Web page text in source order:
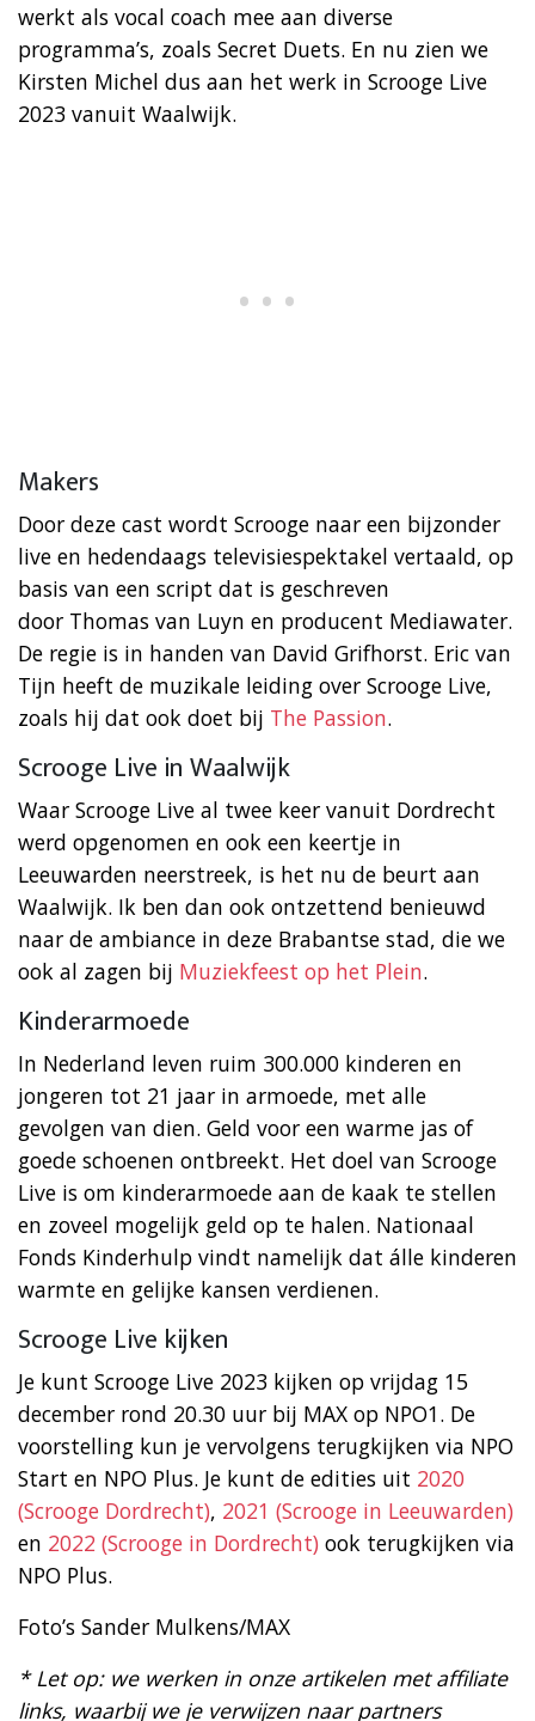
werkt als vocal coach mee aan diverse
programma’s, zoals Secret Duets. En nu zien we
Kirsten Michel dus aan het werk in Scrooge Live
2023 vanuit Waalwijk.
Makers
Door deze cast wordt Scrooge naar een bijzonder
live en hedendaags televisiespektakel vertaald, op
basis van een script dat is geschreven
door Thomas van Luyn en producent Mediawater.
De regie is in handen van David Grifhorst. Eric van
Tijn heeft de muzikale leiding over Scrooge Live,
zoals hij dat ook doet bij The Passion.
Scrooge Live in Waalwijk
Waar Scrooge Live al twee keer vanuit Dordrecht
werd opgenomen en ook een keertje in
Leeuwarden neerstreek, is het nu de beurt aan
Waalwijk. Ik ben dan ook ontzettend benieuwd
naar de ambiance in deze Brabantse stad, die we
ook al zagen bij Muziekfeest op het Plein.
Kinderarmoede
In Nederland leven ruim 300.000 kinderen en
jongeren tot 21 jaar in armoede, met alle
gevolgen van dien. Geld voor een warme jas of
goede schoenen ontbreekt. Het doel van Scrooge
Live is om kinderarmoede aan de kaak te stellen
en zoveel mogelijk geld op te halen. Nationaal
Fonds Kinderhulp vindt namelijk dat álle kinderen
warmte en gelijke kansen verdienen.
Scrooge Live kijken
Je kunt Scrooge Live 2023 kijken op vrijdag 15
december rond 20.30 uur bij MAX op NPO1. De
voorstelling kun je vervolgens terugkijken via NPO
Start en NPO Plus. Je kunt de edities uit 2020
(Scrooge Dordrecht), 2021 (Scrooge in Leeuwarden)
en 2022 (Scrooge in Dordrecht) ook terugkijken via
NPO Plus.
Foto’s Sander Mulkens/MAX
* Let op: we werken in onze artikelen met affiliate
links, waarbij we je verwijzen naar partners